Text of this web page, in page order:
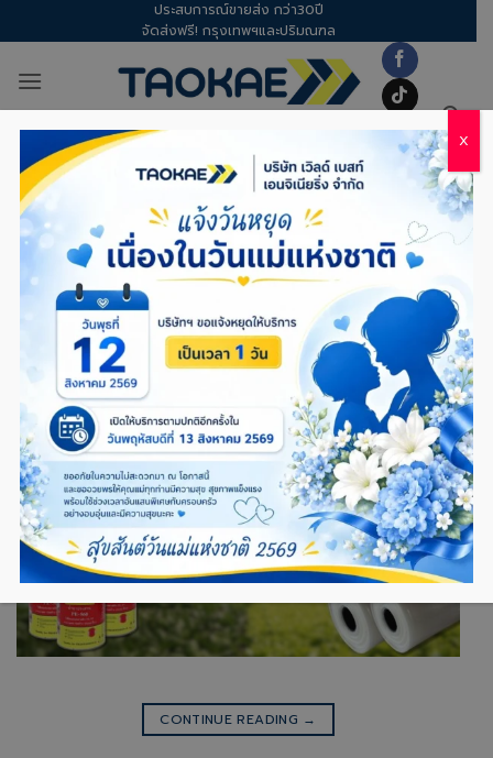
to
ประสบการณ์ขายส่ง กว่า30ปี
จัดส่งฟรี! กรุงเทพฯและปริมณฑล
TAG ARCHIVES:วิธีซ่อมพลาสติกโรงเรือน
TOTAL2 น้ำยาประสานพลาสติก,พลาสติกคลุมโรงเรือน
น้ำยาประสานพลาสติก – พลาสติกโรงเรือน
ขาดทำยังไงดี? รวมวิธีซ่อมและไอเดีย DIY
จากเศษพลาสติกให้คุ้มค่าที่สุด
POSTED ON24/02/2026 BY DOW
CONTINUE READING →
X